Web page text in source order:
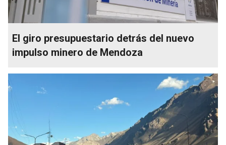
El giro presupuestario detrás del nuevo
impulso minero de Mendoza